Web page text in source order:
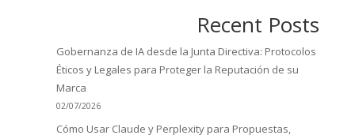
Recent Posts
Gobernanza de IA desde la Junta Directiva: Protocolos
Éticos y Legales para Proteger la Reputación de su
Marca
02/07/2026
Cómo Usar Claude y Perplexity para Propuestas,